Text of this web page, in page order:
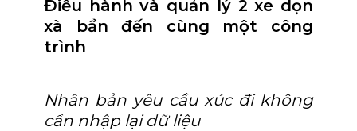
Điều hành và quản lý 2 xe dọn
xà bần đến cùng một công
trình
Nhân bản yêu cầu xúc đi không
cần nhập lại dữ liệu